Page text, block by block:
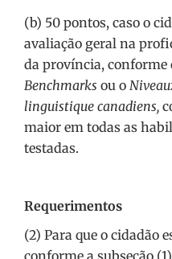
(b) 50 pontos, caso o
avaliação geral na
da província, conforme
Benchmarks ou o
linguistique canadiens,
maior em todas as
testadas.
Requerimentos
(2) Para que o cidadão